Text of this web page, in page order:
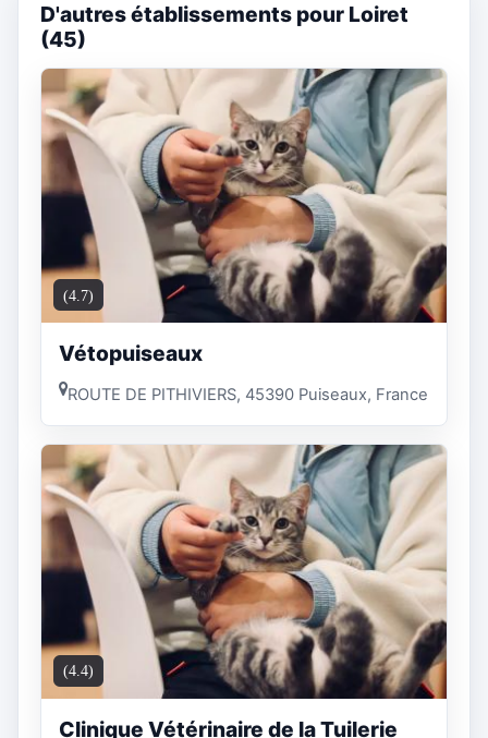
D'autres établissements pour Loiret
(45)
(4.7)
Vétopuiseaux
ROUTE DE PITHIVIERS, 45390 Puiseaux, France
(4.4)
Clinique Vétérinaire de la Tuilerie